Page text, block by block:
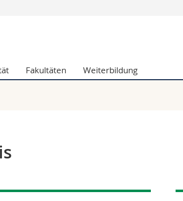
Fak.
Forschende
Fakultäten Weiterbildung